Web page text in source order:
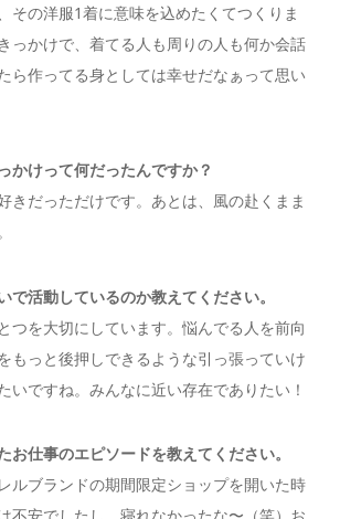
その洋服1着に意味を込めたくてつくりま
っかけで、着てる人も周りの人も何か会話
ら作ってる身としては幸せだなぁって思い
かけって何だったんですか？
きだっただけです。あとは、風の赴くまま
で活動しているのか教えてください。
つを大切にしています。悩んでる人を前向
もっと後押しできるような引っ張っていけ
いですね。みんなに近い存在でありたい！
お仕事のエピソードを教えてください。
ルブランドの期間限定ショップを開いた時